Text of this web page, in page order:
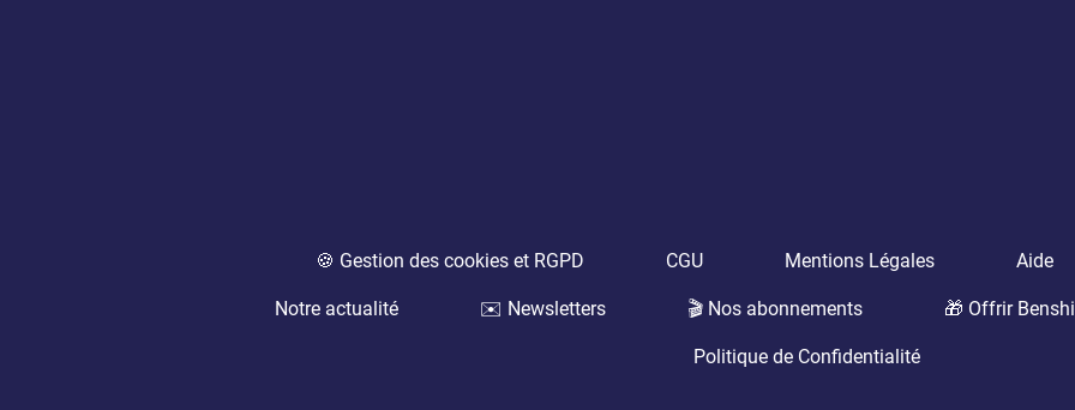
🍪 Gestion des cookies et RGPD CGU Mentions Légales Aide
Notre actualité ✉️ Newsletters 🎬 Nos abonnements 🎁 Offrir Benshi
Politique de Confidentialité